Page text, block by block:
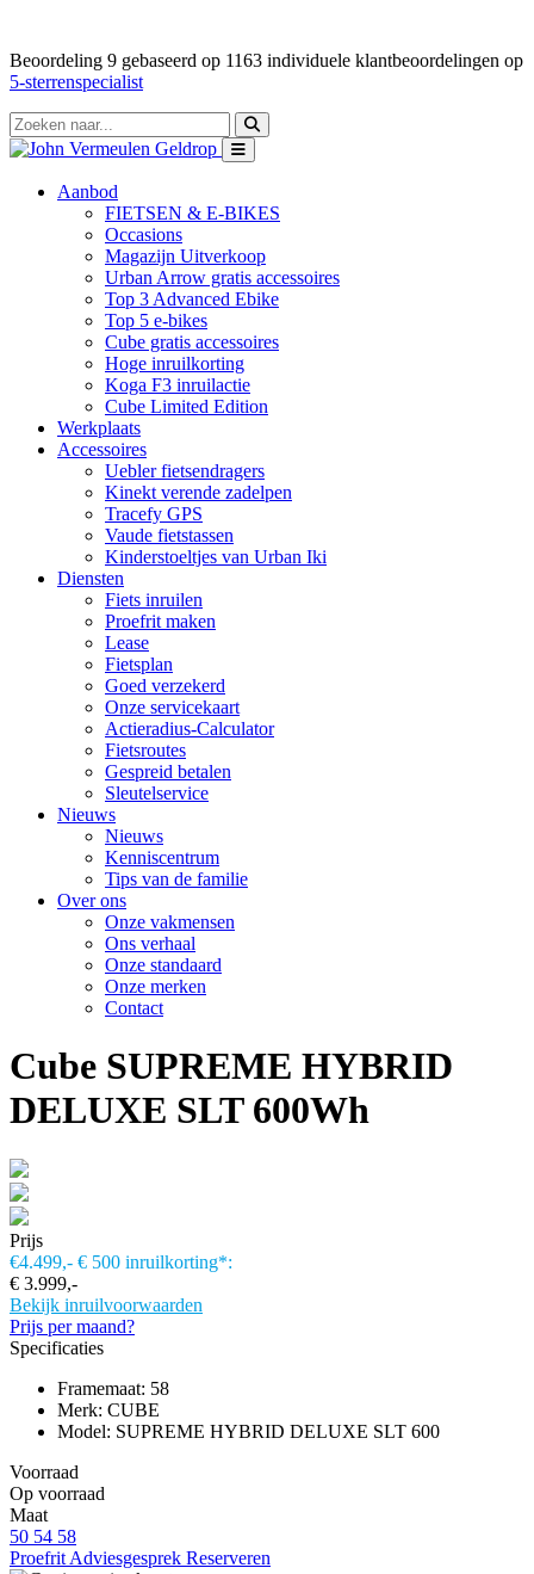
Beoordeling 9 gebaseerd op 1163 individuele klantbeoordelingen op
5-sterrenspecialist
Aanbod
FIETSEN & E-BIKES
Occasions
Magazijn Uitverkoop
Urban Arrow gratis accessoires
Top 3 Advanced Ebike
Top 5 e-bikes
Cube gratis accessoires
Hoge inruilkorting
Koga F3 inruilactie
Cube Limited Edition
Werkplaats
Accessoires
Uebler fietsendragers
Kinekt verende zadelpen
Tracefy GPS
Vaude fietstassen
Kinderstoeltjes van Urban Iki
Diensten
Fiets inruilen
Proefrit maken
Lease
Fietsplan
Goed verzekerd
Onze servicekaart
Actieradius-Calculator
Fietsroutes
Gespreid betalen
Sleutelservice
Nieuws
Nieuws
Kenniscentrum
Tips van de familie
Over ons
Onze vakmensen
Ons verhaal
Onze standaard
Onze merken
Contact
Cube SUPREME HYBRID
DELUXE SLT 600Wh
Prijs
€4.499,- € 500 inruilkorting*:
€ 3.999,-
Bekijk inruilvoorwaarden
Prijs per maand?
Specificaties
Framemaat: 58
Merk: CUBE
Model: SUPREME HYBRID DELUXE SLT 600
Voorraad
Op voorraad
Maat
50 54 58
Proefrit Adviesgesprek Reserveren